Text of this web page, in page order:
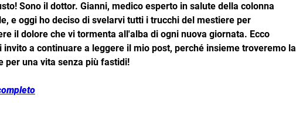
Sono il dottor. Gianni, medico esperto in salute della colonna
e oggi ho deciso di svelarvi tutti i trucchi del mestiere per
il dolore che vi tormenta all'alba di ogni nuova giornata. Ecco
invito a continuare a leggere il mio post, perché insieme troveremo la
per una vita senza più fastidi!